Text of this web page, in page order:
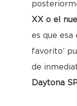
XX o el
es que esa
favorito’
de
Daytona